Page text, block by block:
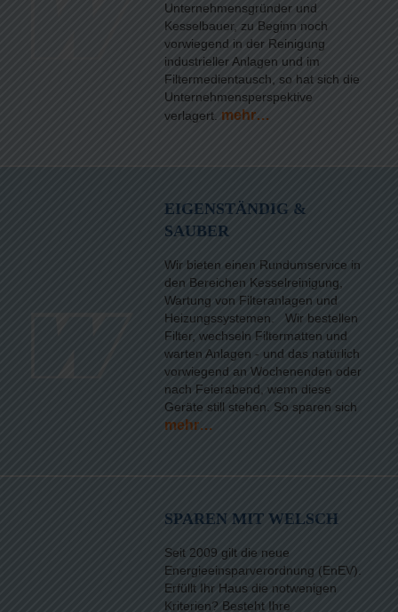
Unternehmensgründer und
Kesselbauer, zu Beginn noch
vorwiegend in der Reinigung
industrieller Anlagen und im
Filtermedientausch, so hat sich die
Unternehmensperspektive
verlagert. mehr…
EIGENSTÄNDIG &
SAUBER
Wir bieten einen Rundumservice in
den Bereichen Kesselreinigung,
Wartung von Filteranlagen und
Heizungssystemen. Wir bestellen
Filter, wechseln Filtermatten und
warten Anlagen - und das natürlich
vorwiegend an Wochenenden oder
nach Feierabend, wenn diese
Geräte still stehen. So sparen sich
mehr…
SPAREN MIT WELSCH
Seit 2009 gilt die neue
Energieeinsparverordnung (EnEV).
Erfüllt Ihr Haus die notwenigen
Kriterien? Besteht Ihre